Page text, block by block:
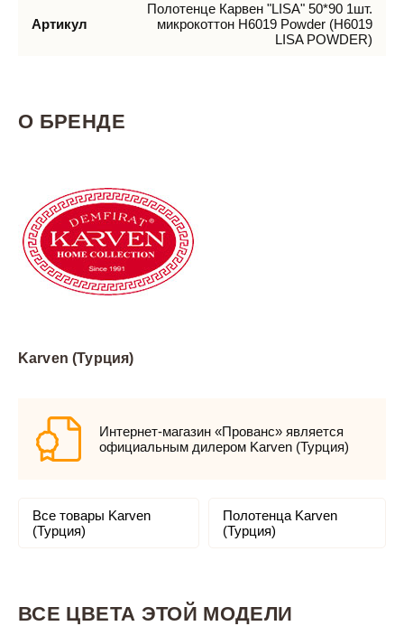
Артикул
Полотенце Карвен "LISA" 50*90 1шт.
микрокоттон H6019 Powder (H6019
LISA POWDER)
О БРЕНДЕ
Karven (Турция)
Интернет-магазин «Прованс» является
официальным дилером Karven (Турция)
Все товары Karven
(Турция)
Полотенца Karven
(Турция)
ВСЕ ЦВЕТА ЭТОЙ МОДЕЛИ